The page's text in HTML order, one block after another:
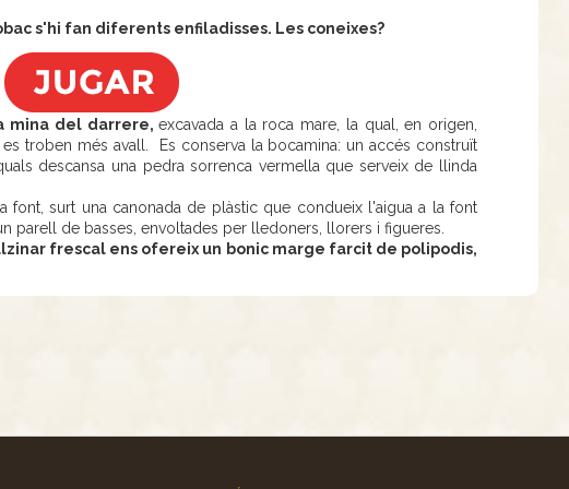
s'hi fan diferents enfiladisses. Les coneixes?
mina del darrere,excavada a la roca mare, la qual, en origen,
es troben més avall. Es conserva la bocamina: un accés construït
descansa una pedra sorrenca vermella que serveix de llinda
font, surt una canonada de plàstic que condueix l'aigua a la font
parell de basses, envoltades per lledoners, llorers i figueres.
frescal ens ofereix un bonic marge farcit de polipodis,